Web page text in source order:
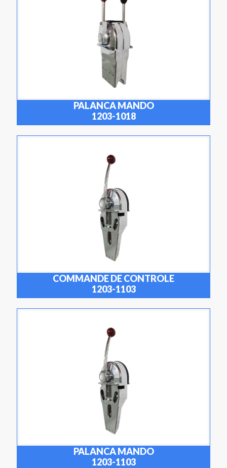
PALANCA MANDO
1203-1018
COMMANDE DE CONTROLE
1203-1103
PALANCA MANDO
1203-1103